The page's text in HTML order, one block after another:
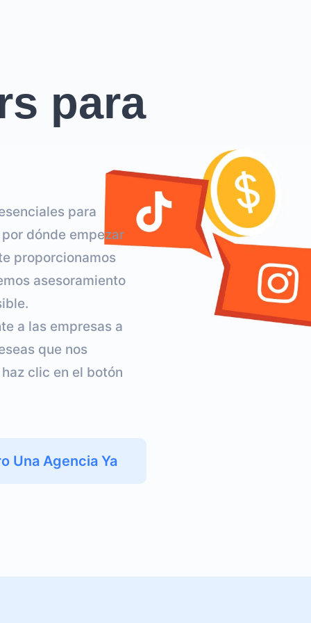
para
para
dónde empezar
proporcionamos
asesoramiento
a las empresas a
que nos
clic en el botón
Una Agencia Ya